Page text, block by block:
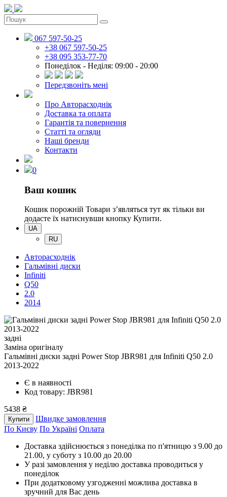
067 597-50-25
+38 067 597-50-25
+38 095 353-77-70
Понеділок - Неділя: 09:00 - 20:00
Передзвоніть мені
Про Авторасходнік
Доставка та оплата
Гарантія та повернення
Статті та огляди
Наші бренди
Контакти
0
Ваш кошик
Кошик порожній Товари зʼявляться тут як тільки ви
додасте їх натиснувши кнопку Купити.
UA
RU
Авторасходнік
Гальмівні диски
Infiniti
Q50
2.0
2014
задні
Заміна оригіналу
Гальмівні диски задні Power Stop JBR981 для Infiniti Q50 2.0
2013-2022
Є в наявності
Код товару: JBR981
5438 ₴
Купити
Швидке замовлення
По Києву По Україні Оплата
Доставка здійснюється з понеділка по п'ятницю з 9.00 до
21.00, у суботу з 10.00 до 20.00
У разі замовлення у неділю доставка проводиться у
понеділок
При додатковому узгодженні можлива доставка в
зручний для Вас день